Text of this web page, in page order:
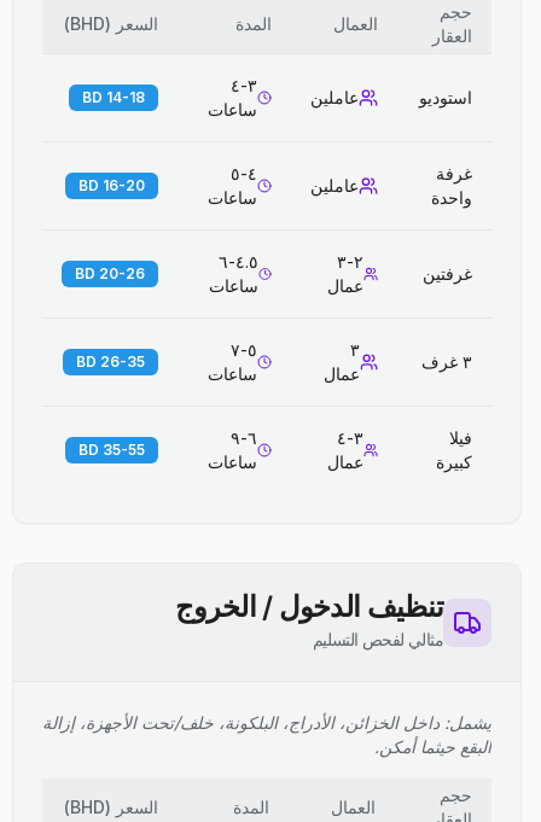
حجم
العقار
العمال المدة السعر (
BHD
)
استوديو عاملين
٣-٤
ساعات
14-18 BD
غرفة
واحدة
عاملين
٤-٥
ساعات
16-20 BD
غرفتين
٢-٣
عمال
٤.٥-٦
ساعات
20-26 BD
٣ غرف
٣
عمال
٥-٧
ساعات
26-35 BD
فيلا
كبيرة
٣-٤
عمال
٦-٩
ساعات
35-55 BD
تنظيف الدخول / الخروج
مثالي لفحص التسليم
يشمل: داخل الخزائن، الأدراج، البلكونة، خلف/تحت الأجهزة، إزالة
البقع حيثما أمكن.
حجم
العمال المدة السعر (
BHD
)